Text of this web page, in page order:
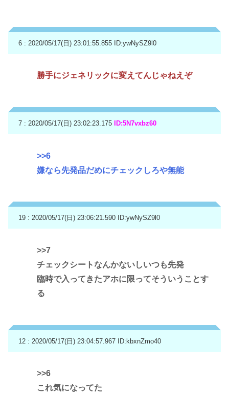
6 : 2020/05/17(日) 23:01:55.855 ID:ywNySZ9l0
勝手にジェネリックに変えてんじゃねえぞ
7 : 2020/05/17(日) 23:02:23.175 ID:5N7vxbz60
>>6
嫌なら先発品だめにチェックしろや無能
19 : 2020/05/17(日) 23:06:21.590 ID:ywNySZ9l0
>>7
チェックシートなんかないしいつも先発
臨時で入ってきたアホに限ってそういうことす
る
12 : 2020/05/17(日) 23:04:57.967 ID:kbxnZmo40
>>6
これ気になってた